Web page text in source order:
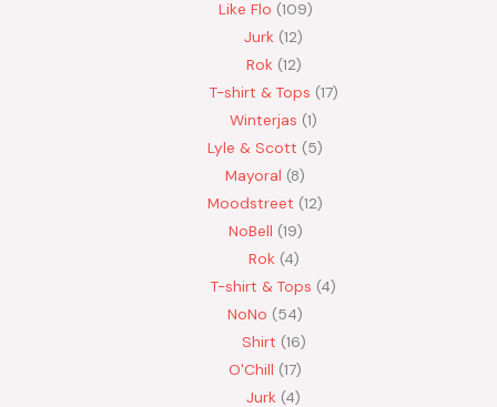
Like Flo 109
Jurk 12
Rok 12
T-shirt & Tops 17
Winterjas 1
Lyle & Scott
5
Mayoral 8
Moodstreet 12
NoBell 19
Rok 4
T-shirt & Tops 4
NoNo
54
Shirt 16
O'Chill 17
Jurk 4